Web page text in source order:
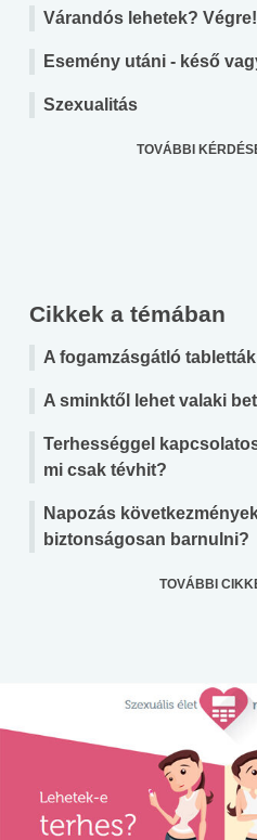
Várandós lehetek? Végre!
Esemény utáni - késő
Szexualitás
TOVÁBBI
Cikkek a témában
A fogamzásgátló
A sminktől lehet valaki
Terhességgel
mi csak tévhit?
Napozás
biztonságosan barnulni?
TOVÁBBI